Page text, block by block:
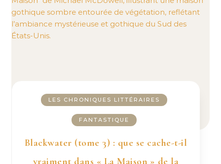
LES CHRONIQUES LITTÉRAIRES
FANTASTIQUE
Blackwater (tome 3) : que se cache-t-il
vraiment dans « La Maison » de la